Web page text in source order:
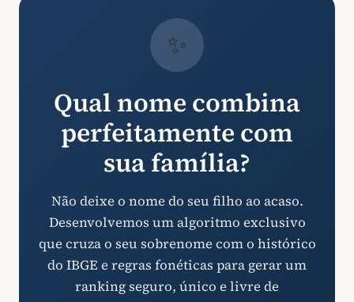
✨
Qual nome combina
perfeitamente com
sua família?
Não deixe o nome do seu filho ao acaso.
Desenvolvemos um algoritmo exclusivo
que cruza o seu sobrenome com o histórico
do IBGE e regras fonéticas para gerar um
ranking seguro, único e livre de